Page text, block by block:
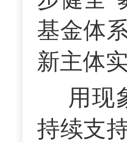
基金体
新主体
用现
持续支